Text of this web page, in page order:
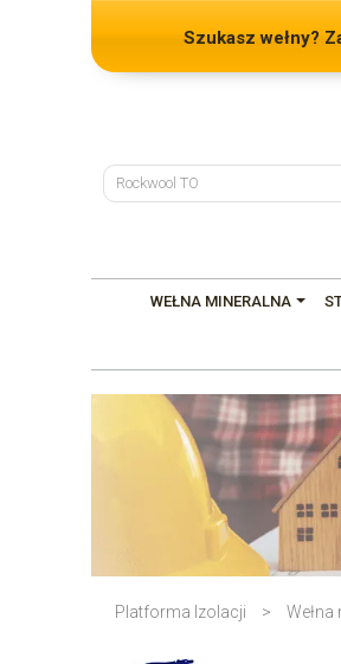
Szukasz wełny?
WEŁNA MINERALNA
Platforma Izolacji > Wełna